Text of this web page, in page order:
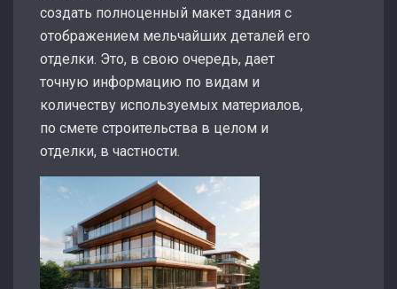
создать полноценный макет здания с
отображением мельчайших деталей его
отделки. Это, в свою очередь, дает
точную информацию по видам и
количеству используемых материалов,
по смете строительства в целом и
отделки, в частности.